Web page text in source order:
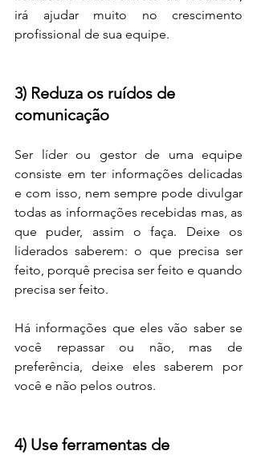
irá ajudar muito no crescimento
profissional de sua equipe.
3) Reduza os ruídos de
comunicação
Ser líder ou gestor de uma equipe
consiste em ter informações delicadas
e com isso, nem sempre pode divulgar
todas as informações recebidas mas, as
que puder, assim o faça. Deixe os
liderados saberem: o que precisa ser
feito, porquê precisa ser feito e quando
precisa ser feito.
Há informações que eles vão saber se
você repassar ou não, mas de
preferência, deixe eles saberem por
você e não pelos outros.
4) Use ferramentas de